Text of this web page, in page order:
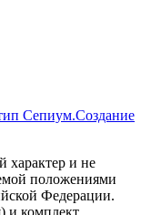
Создание
характер и не
положениями
Федерации.